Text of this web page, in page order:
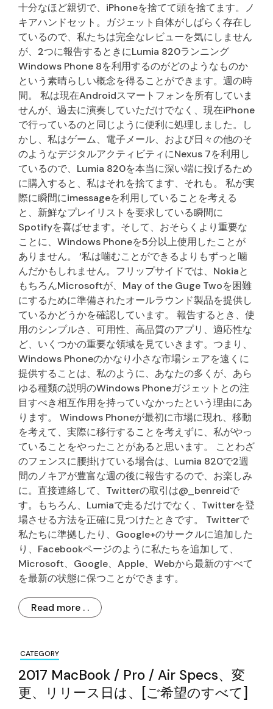
十分なほど親切で、iPhoneを捨てて頭を捨てます。ノ
キアハンドセット。ガジェット自体がしばらく存在し
ているので、私たちは完全なレビューを気にしません
が、2つに報告するときにLumia 820ランニング
Windows Phone 8を利用するのがどのようなものか
という素晴らしい概念を得ることができます。週の時
間。 私は現在Androidスマートフォンを所有していま
せんが、過去に演奏していただけでなく、現在iPhone
で行っているのと同じように便利に処理しました。し
かし、私はゲーム、電子メール、および日々の他のそ
のようなデジタルアクティビティにNexus 7を利用し
ているので、Lumia 820を本当に深い端に投げるため
に購入すると、私はそれを捨てます、それも。 私が実
際に瞬間にimessageを利用していることを考える
と、新鮮なプレイリストを要求している瞬間に
Spotifyを喜ばせます。そして、おそらくより重要な
ことに、Windows Phoneを5分以上使用したことが
ありません。 ‘私は噛むことができるよりもずっと噛
んだかもしれません。フリップサイドでは、Nokiaと
もちろんMicrosoftが、May of the Guge Twoを困難
にするために準備されたオールラウンド製品を提供し
ているかどうかを確認しています。 報告するとき、使
用のシンプルさ、可用性、高品質のアプリ、適応性な
ど、いくつかの重要な領域を見ていきます。つまり、
Windows Phoneのかなり小さな市場シェアを遠くに
提供することは、私のように、あなたの多くが、あら
ゆる種類の説明のWindows Phoneガジェットとの注
目すべき相互作用を持っていなかったという理由にあ
ります。 Windows Phoneが最初に市場に現れ、移動
を考えて、実際に移行することを考えずに、私がやっ
ていることをやったことがあると思います。 ことわざ
のフェンスに腰掛けている場合は、Lumia 820で2週
間のノキアが豊富な週の後に報告するので、お楽しみ
に。直接連絡して、Twitterの取引は@_benreidで
す。もちろん、Lumiaで走るだけでなく、Twitterを登
場させる方法を正確に見つけたときです。 Twitterで
私たちに準拠したり、Google+のサークルに追加した
り、Facebookページのように私たちを追加して、
Microsoft、Google、Apple、Webから最新のすべて
を最新の状態に保つことができます。
Read more . .
CATEGORY
2017 MacBook / Pro / Air Specs、変
更、リリース日は、[ご希望のすべて]